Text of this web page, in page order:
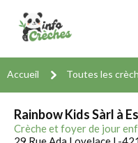
Accueil Toutes les
Rainbow Kids Sàrl à
Crèche et foyer de jour